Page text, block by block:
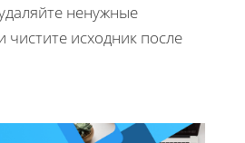
ненужные
чистите исходник после